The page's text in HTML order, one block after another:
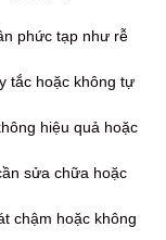
phức tạp như rễ
tắc hoặc không tự
hiệu quả hoặc
sửa chữa hoặc
chậm hoặc không